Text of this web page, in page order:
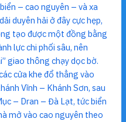
– cao nguyên – và xa
duyên hải ở đây cực hẹp,
tạo được một đồng bằng
lực chi phối sâu, nên
giao thông chạy dọc bờ.
cửa khe đổ thẳng vào
Vĩnh – Khánh Sơn, sau
– Dran – Đà Lạt, tức biển
mở vào cao nguyên theo